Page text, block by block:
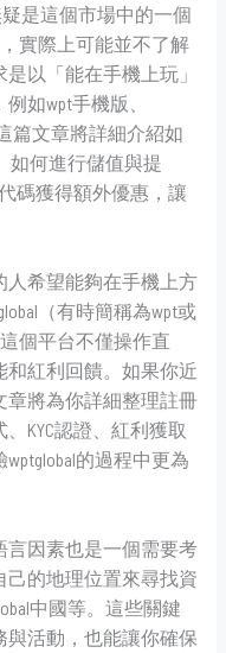
疑是這個市場中的一個
實際上可能並不了解
以「能在手機上玩」
如wpt手機版、
篇文章將詳細介紹如
如何進行儲值與提
碼獲得額外優惠，讓
人希望能夠在手機上方
（有時簡稱為wpt或
個平台不僅操作直
紅利回饋。如果你近
將為你詳細整理註冊
KYC認證、紅利獲取
的過程中更為
言因素也是一個需要考
的地理位置來尋找資
中國等。這些關鍵
活動，也能讓你確保